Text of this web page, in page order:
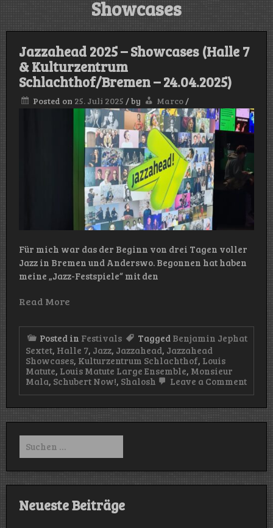
Showcases
Jazzahead 2025 – Showcases (Halle 7
& Kulturzentrum
Schlachthof/Bremen – 24.04.2025)
Posted on 25. Juli 2025 /by Marco/
Für mich war das der Beginn von drei Tagen voller
Jazz in Bremen und Anderswo. Begonnen hat haben
meine „Jazz-Festspiele“ mit den
Read More
Posted in Festivals Tagged Benjamin Jephat
Sextet, Halle 7, Jazz, Jazzahead, Jazzahead
Showcases, Kulturzentrum Schlachthof, Louis
Matute, Louis Matute Large Ensemble, Monsieur
Mala, Schubert Now!, Shalosh Leave a Commenton
–
–
Suchen
nach:
Neueste Beiträge